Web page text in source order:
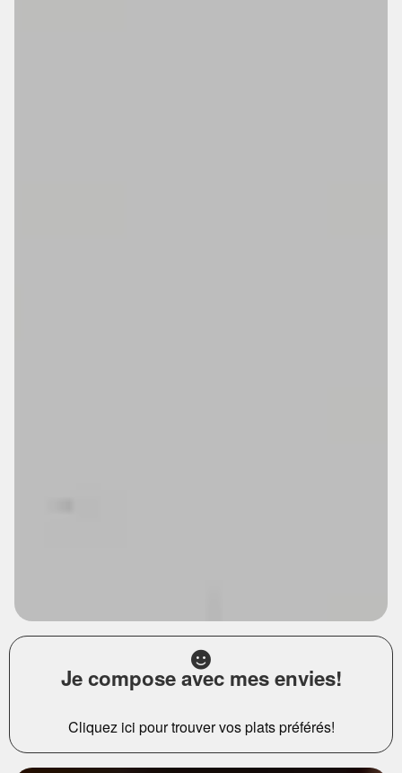
Je compose avec mes envies!
Cliquez ici pour trouver vos plats préférés!